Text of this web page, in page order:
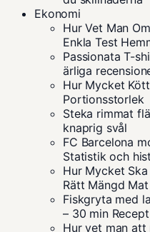
Ekonomi
Hur Vet Man
Enkla Test
Passionata T-
ärliga
Hur Mycket
Portionsstorlek
Steka rimmat
knaprig svål
FC Barcelona
Statistik och
Hur Mycket
Rätt Mängd Mat
Fiskgryta med
– 30 min Recept
Hur vet man